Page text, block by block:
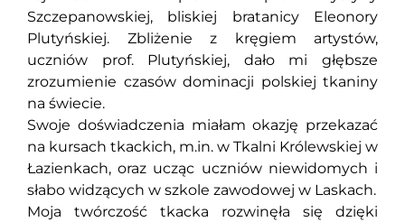
Szczepanowskiej, bliskiej bratanicy Eleonory
Plutyńskiej. Zbliżenie z kręgiem artystów,
uczniów prof. Plutyńskiej, dało mi głębsze
zrozumienie czasów dominacji polskiej tkaniny
na świecie.
Swoje doświadczenia miałam okazję przekazać
na kursach tkackich, m.in. w Tkalni Królewskiej w
Łazienkach, oraz ucząc uczniów niewidomych i
słabo widzących w szkole zawodowej w Laskach.
Moja twórczość tkacka rozwinęła się dzięki